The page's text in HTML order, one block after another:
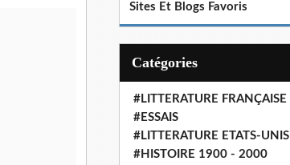
Sites Et Blogs Favoris
Catégories
#LITTERATURE FRANÇAISE
#ESSAIS
#LITTERATURE ETATS-UNIS
#HISTOIRE 1900 - 2000